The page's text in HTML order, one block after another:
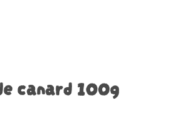
canard 100g